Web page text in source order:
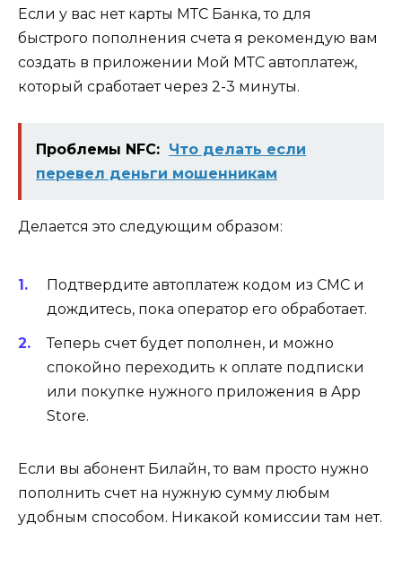
Если у вас нет карты МТС Банка, то для
быстрого пополнения счета я рекомендую вам
создать в приложении Мой МТС автоплатеж,
который сработает через 2-3 минуты.
Проблемы NFC: Что делать если
перевел деньги мошенникам
Делается это следующим образом:
Подтвердите автоплатеж кодом из СМС и
дождитесь, пока оператор его обработает.
Теперь счет будет пополнен, и можно
спокойно переходить к оплате подписки
или покупке нужного приложения в App
Store.
Если вы абонент Билайн, то вам просто нужно
пополнить счет на нужную сумму любым
удобным способом. Никакой комиссии там нет.